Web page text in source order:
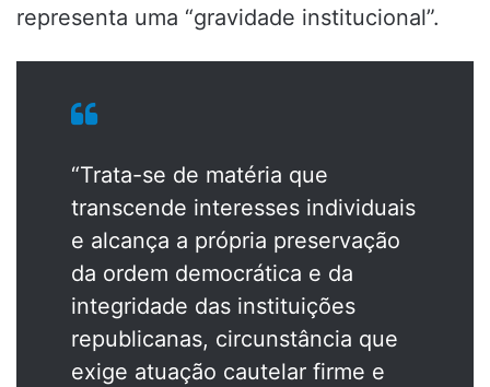
representa uma “gravidade institucional”.
“Trata-se de matéria que
transcende interesses individuais
e alcança a própria preservação
da ordem democrática e da
integridade das instituições
republicanas, circunstância que
exige atuação cautelar firme e